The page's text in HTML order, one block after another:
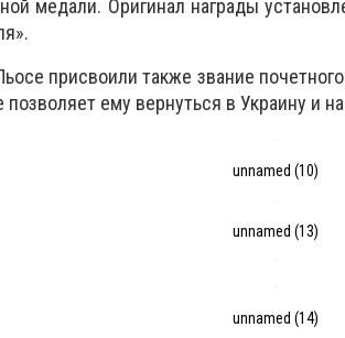
медали. Оригинал награды
присвоили также звание
позволяет ему вернуться в Украину и
unnamed (10)
unnamed (13)
unnamed (14)